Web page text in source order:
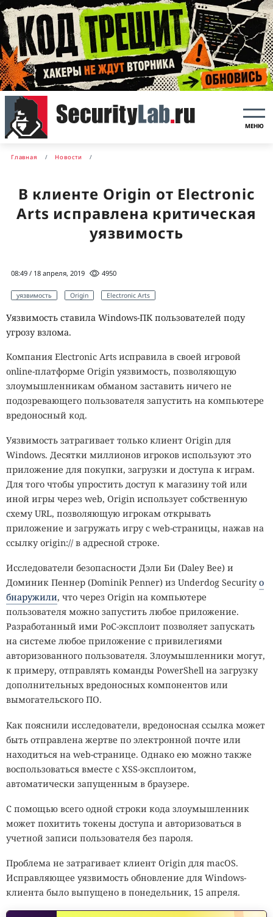
МЕНЮ
Главная Новости
В клиенте Origin от Electronic
Arts исправлена критическая
уязвимость
08:49 / 18 апреля, 2019 4950
уязвимость Origin Electronic Arts
Уязвимость ставила Windows-ПК пользователей поду
угрозу взлома.
Компания Electronic Arts исправила в своей игровой
online-платформе Origin уязвимость, позволяющую
злоумышленникам обманом заставить ничего не
подозревающего пользователя запустить на компьютере
вредоносный код.
Уязвимость затрагивает только клиент Origin для
Windows. Десятки миллионов игроков используют это
приложение для покупки, загрузки и доступа к играм.
Для того чтобы упростить доступ к магазину той или
иной игры через web, Origin использует собственную
схему URL, позволяющую игрокам открывать
приложение и загружать игру с web-страницы, нажав на
ссылку origin:// в адресной строке.
Исследователи безопасности Дэли Би (Daley Bee) и
Доминик Пеннер (Dominik Penner) из Underdog Security о
бнаружили, что через Origin на компьютере
пользователя можно запустить любое приложение.
Разработанный ими PoC-эксплоит позволяет запускать
на системе любое приложение с привилегиями
авторизованного пользователя. Злоумышленники могут,
к примеру, отправлять команды PowerShell на загрузку
дополнительных вредоносных компонентов или
вымогательского ПО.
Как пояснили исследователи, вредоносная ссылка может
быть отправлена жертве по электронной почте или
находиться на web-странице. Однако ею можно также
воспользоваться вместе с XSS-эксплоитом,
автоматически запущенным в браузере.
С помощью всего одной строки кода злоумышленник
может похитить токены доступа и авторизоваться в
учетной записи пользователя без пароля.
Проблема не затрагивает клиент Origin для macOS.
Исправляющее уязвимость обновление для Windows-
клиента было выпущено в понедельник, 15 апреля.